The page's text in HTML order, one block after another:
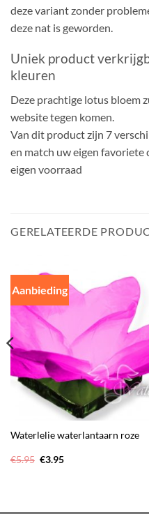
deze variant zonder
deze nat is geworden.
Uniek product
kleuren
Deze prachtige lotus bloem
website tegen komen.
Van dit product zijn 7
en match uw eigen favoriete
eigen voorraad
GERELATEERDE
Aanbieding
Waterlelie waterlantaarn roze
€5.95 Oorspronkelijke
€3.95Huidige